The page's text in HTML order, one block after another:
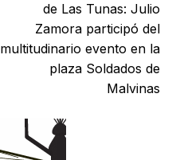
de Las Tunas: Julio
Zamora participó del
multitudinario evento en la
plaza Soldados de
Malvinas